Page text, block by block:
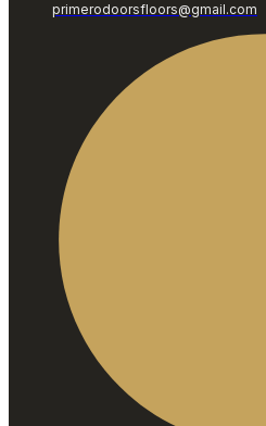
primerodoorsfloors@gmail.com